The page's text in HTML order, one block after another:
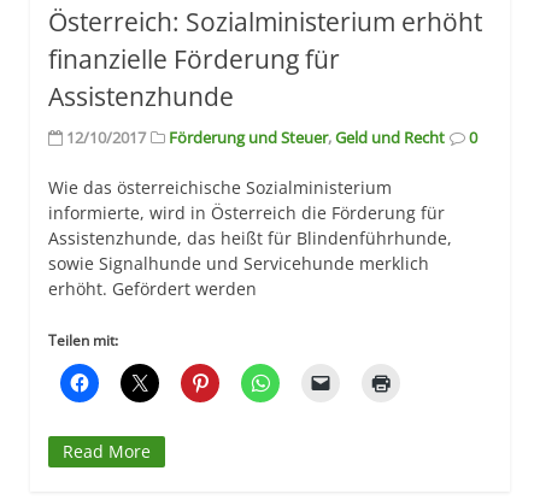
Österreich: Sozialministerium erhöht
finanzielle Förderung für
Assistenzhunde
12/10/2017 Förderung und Steuer,Geld und Recht 0
Wie das österreichische Sozialministerium
informierte, wird in Österreich die Förderung für
Assistenzhunde, das heißt für Blindenführhunde,
sowie Signalhunde und Servicehunde merklich
erhöht. Gefördert werden
Teilen mit:
Read More